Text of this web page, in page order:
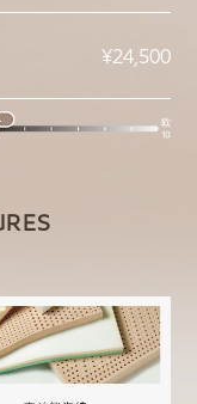
¥24,500